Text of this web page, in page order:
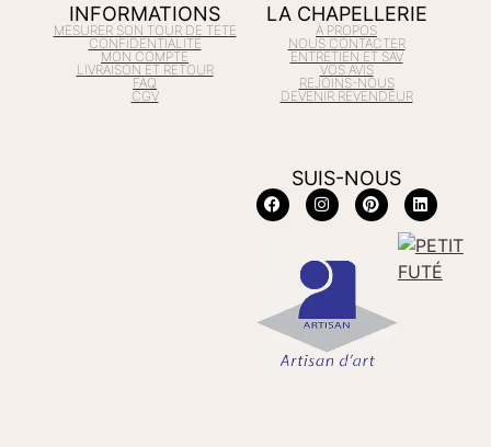
INFORMATIONS
MESURER SON TOUR DE TETE
CONFIDENTIALITÉ
MON COMPTE
LIVRAISON ET RETOUR
FAQ
CGV
LA CHAPELLERIE
À PROPOS
NOUS CONTACTER
ENTRETIEN ET SAV
VOS AVIS
REJOINS-NOUS
DEVENIR REVENDEUR
SUIS-NOUS